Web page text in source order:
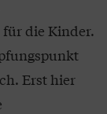
die Kinder.
Erst hier